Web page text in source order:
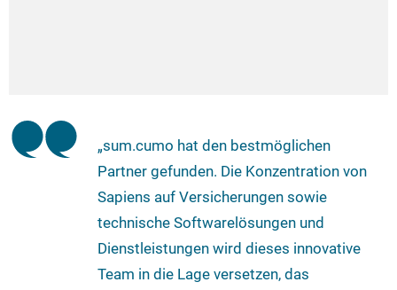
„sum.cumo hat den bestmöglichen
Partner gefunden. Die Konzentration von
Sapiens auf Versicherungen sowie
technische Softwarelösungen und
Dienstleistungen wird dieses innovative
Team in die Lage versetzen, das